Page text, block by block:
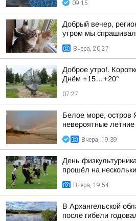
09:15
Добрый вечер,
утром мы
Вчера, 20:27
Доброе утро!.
Днём +15…+20°
07:27
Белое море, остров
невероятные летние
Вчера, 19:39
День
прошёл на
Вчера, 19:54
В Архангельской
после гибели